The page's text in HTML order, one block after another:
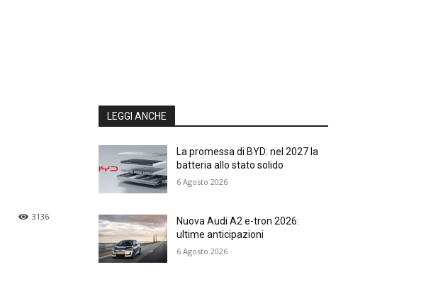
3136
LEGGI ANCHE
La promessa di BYD: nel 2027 la
batteria allo stato solido
6 Agosto 2026
Nuova Audi A2 e-tron 2026:
ultime anticipazioni
6 Agosto 2026